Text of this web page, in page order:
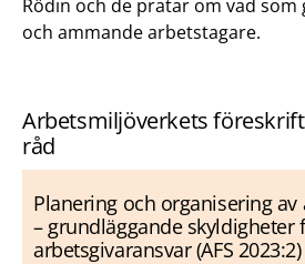
Rödin och de pratar om vad som
och ammande arbetstagare.
Arbetsmiljöverkets
råd
Planering och organisering
– grundläggande skyldigheter
arbetsgivaransvar (AFS 2023:2)